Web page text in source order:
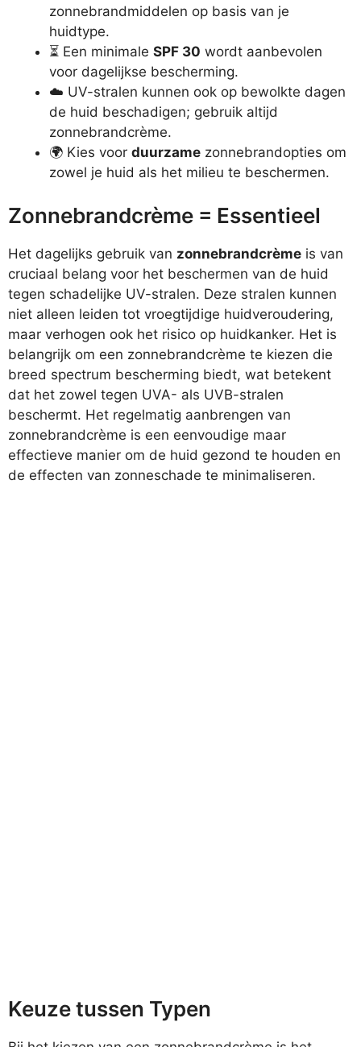
zonnebrandmiddelen op basis van je
huidtype.
⏳ Een minimale SPF 30 wordt aanbevolen
voor dagelijkse bescherming.
☁️ UV-stralen kunnen ook op bewolkte dagen
de huid beschadigen; gebruik altijd
zonnebrandcrème.
🌍 Kies voor duurzame zonnebrandopties om
zowel je huid als het milieu te beschermen.
Zonnebrandcrème = Essentieel
Het dagelijks gebruik van zonnebrandcrème is van
cruciaal belang voor het beschermen van de huid
tegen schadelijke UV-stralen. Deze stralen kunnen
niet alleen leiden tot vroegtijdige huidveroudering,
maar verhogen ook het risico op huidkanker. Het is
belangrijk om een zonnebrandcrème te kiezen die
breed spectrum bescherming biedt, wat betekent
dat het zowel tegen UVA- als UVB-stralen
beschermt. Het regelmatig aanbrengen van
zonnebrandcrème is een eenvoudige maar
effectieve manier om de huid gezond te houden en
de effecten van zonneschade te minimaliseren.
Keuze tussen Typen